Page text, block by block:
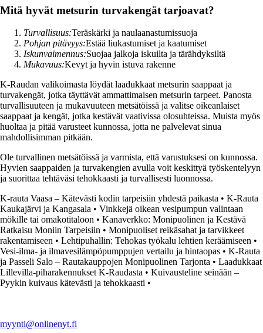
Mitä hyvät metsurin turvakengät tarjoavat?
Turvallisuus:Teräskärki ja naulaanastumissuoja
Pohjan pitävyys:Estää liukastumiset ja kaatumiset
Iskunvaimennus:Suojaa jalkoja iskuilta ja tärähdyksiltä
Mukavuus:Kevyt ja hyvin istuva rakenne
K-Raudan valikoimasta löydät laadukkaat metsurin saappaat ja
turvakengät, jotka täyttävät ammattimaisen metsurin tarpeet. Panosta
turvallisuuteen ja mukavuuteen metsätöissä ja valitse oikeanlaiset
saappaat ja kengät, jotka kestävät vaativissa olosuhteissa. Muista myös
huoltaa ja pitää varusteet kunnossa, jotta ne palvelevat sinua
mahdollisimman pitkään.
Ole turvallinen metsätöissä ja varmista, että varustuksesi on kunnossa.
Hyvien saappaiden ja turvakengien avulla voit keskittyä työskentelyyn
ja suorittaa tehtäväsi tehokkaasti ja turvallisesti luonnossa.
K-rauta Vaasa – Kätevästi kodin tarpeisiin yhdestä paikasta • K-Rauta
Kaukajärvi ja Kangasala • Vinkkejä oikean vesipumpun valintaan
mökille tai omakotitaloon • Kanaverkko: Monipuolinen ja Kestävä
Ratkaisu Moniin Tarpeisiin • Monipuoliset reikäsahat ja tarvikkeet
rakentamiseen • Lehtipuhallin: Tehokas työkalu lehtien keräämiseen •
Vesi-ilma- ja ilmavesilämpöpumppujen vertailu ja hintaopas • K-Rauta
ja Passeli Salo – Rautakauppojen Monipuolinen Tarjonta • Laadukkaat
Lillevilla-piharakennukset K-Raudasta • Kuivausteline seinään –
Pyykin kuivaus kätevästi ja tehokkaasti •
myynti@onlinenyt.fi